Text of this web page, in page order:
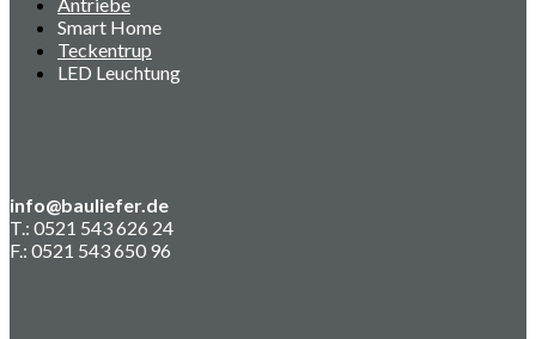
Smart Home
Teckentrup
LED Leuchtung
info@bauliefer.de
T.: 0521 543 626 24
F.: 0521 543 650 96